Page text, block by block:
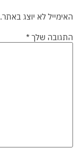
האימייל לא יוצג באתר.
התגובה שלך *